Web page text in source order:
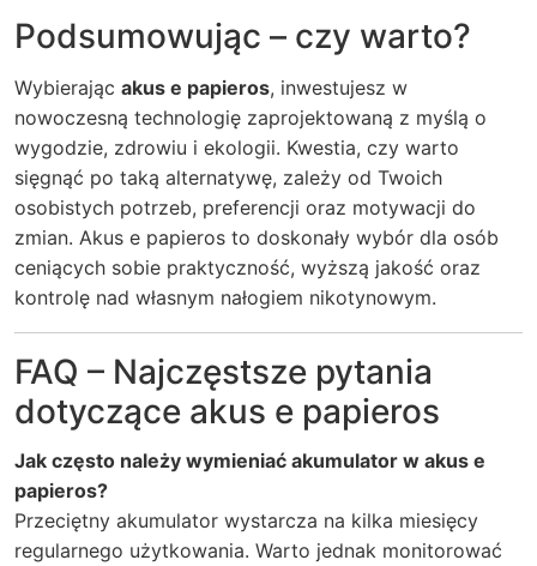
Podsumowując – czy warto?
Wybierając akus e papieros, inwestujesz w
nowoczesną technologię zaprojektowaną z myślą o
wygodzie, zdrowiu i ekologii. Kwestia, czy warto
sięgnąć po taką alternatywę, zależy od Twoich
osobistych potrzeb, preferencji oraz motywacji do
zmian. Akus e papieros to doskonały wybór dla osób
ceniących sobie praktyczność, wyższą jakość oraz
kontrolę nad własnym nałogiem nikotynowym.
FAQ – Najczęstsze pytania
dotyczące akus e papieros
Jak często należy wymieniać akumulator w akus e
papieros?
Przeciętny akumulator wystarcza na kilka miesięcy
regularnego użytkowania. Warto jednak monitorować